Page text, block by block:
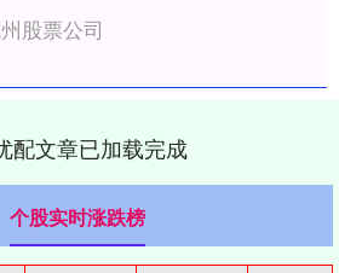
股票公司
配文章已加载完成
个股实时涨跌榜